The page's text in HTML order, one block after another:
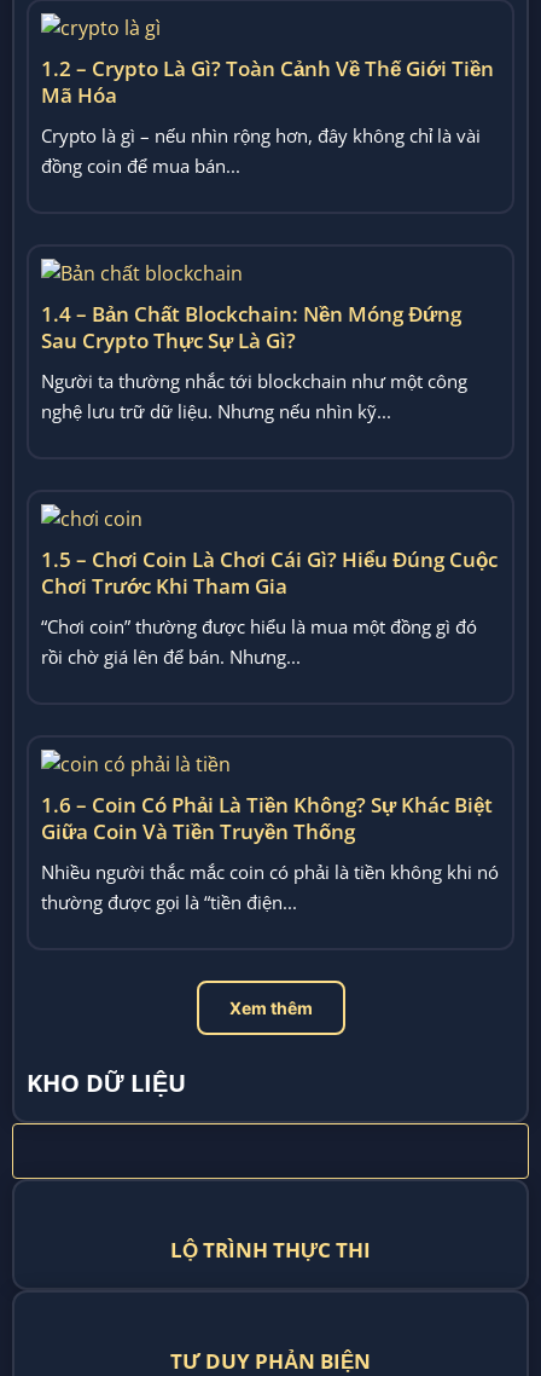
1.2 – Crypto Là Gì? Toàn Cảnh Về Thế Giới Tiền
Mã Hóa
Crypto là gì – nếu nhìn rộng hơn, đây không chỉ là vài
đồng coin để mua bán...
1.4 – Bản Chất Blockchain: Nền Móng Đứng
Sau Crypto Thực Sự Là Gì?
Người ta thường nhắc tới blockchain như một công
nghệ lưu trữ dữ liệu. Nhưng nếu nhìn kỹ...
1.5 – Chơi Coin Là Chơi Cái Gì? Hiểu Đúng Cuộc
Chơi Trước Khi Tham Gia
“Chơi coin” thường được hiểu là mua một đồng gì đó
rồi chờ giá lên để bán. Nhưng...
1.6 – Coin Có Phải Là Tiền Không? Sự Khác Biệt
Giữa Coin Và Tiền Truyền Thống
Nhiều người thắc mắc coin có phải là tiền không khi nó
thường được gọi là “tiền điện...
Xem thêm
KHO DỮ LIỆU
LỘ TRÌNH THỰC THI
TƯ DUY PHẢN BIỆN